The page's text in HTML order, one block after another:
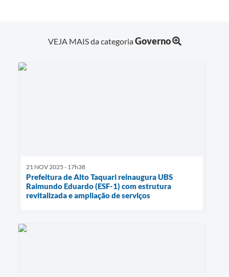
VEJA MAIS da categoriaGoverno
21 NOV 2025 - 17h38
Prefeitura de Alto Taquari reinaugura UBS
Raimundo Eduardo (ESF-1) com estrutura
revitalizada e ampliação de serviços